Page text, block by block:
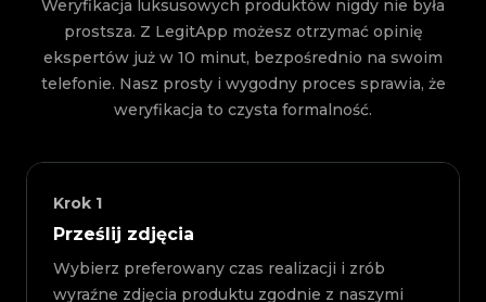
Weryfikacja luksusowych produktów nigdy nie była
prostsza. Z LegitApp możesz otrzymać opinię
ekspertów już w 10 minut, bezpośrednio na swoim
telefonie. Nasz prosty i wygodny proces sprawia, że
weryfikacja to czysta formalność.
Krok 1
Prześlij zdjęcia
Wybierz preferowany czas realizacji i zrób
wyraźne zdjęcia produktu zgodnie z naszymi